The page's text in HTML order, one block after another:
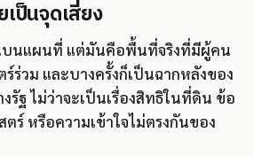
ป็นจุดเสี่ยง
บนแผนที่ แต่มันคือพื้นที่จริงที่มีผู้คน
ร่วม และบางครั้งก็เป็นฉากหลังของ
รัฐ ไม่ว่าจะเป็นเรื่องสิทธิในที่ดิน ข้อ
ร์ หรือความเข้าใจไม่ตรงกันของ